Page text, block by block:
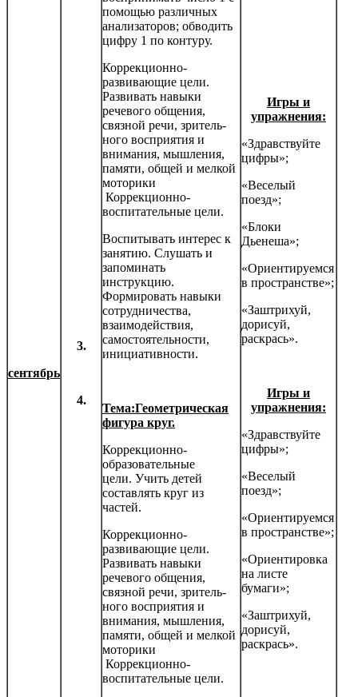
сентябрь
3.
4.
помощью раз­личных
анализаторов; обводить
цифру 1 по контуру.
Коррекционно-
развивающие цели.
Развивать навыки
речевого общения,
связной речи, зритель­
ного восприятия и
внимания, мышления,
памяти, общей и мелкой
моторики
Коррекционно-
воспитательные цели.
Воспитывать интерес к
занятию. Слушать и
запоминать
инструкцию.
Формировать навыки
сотрудничества,
взаимодействия,
самостоятельности,
инициатив­ности.
Тема:Геометрическая
фигура круг.
Коррекционно-
образовательные
цели. Учить детей
составлять круг из
частей.
Коррекционно-
развивающие цели.
Развивать навыки
речевого общения,
связной речи, зритель­
ного восприятия и
внимания, мышления,
памяти, общей и мелкой
моторики
Коррекционно-
воспитательные цели.
Игры и
упражнения:
«Здравствуйте
цифры»;
«Веселый
поезд»;
«Блоки
Дьенеша»;
«Ориентируемся
в пространстве»;
«Заштрихуй,
дорисуй,
раскрась».
Игры и
упражнения:
«Здравствуйте
цифры»;
«Веселый
поезд»;
«Ориентируемся
в пространстве»;
«Ориентировка
на листе
бумаги»;
«Заштрихуй,
дорисуй,
раскрась».